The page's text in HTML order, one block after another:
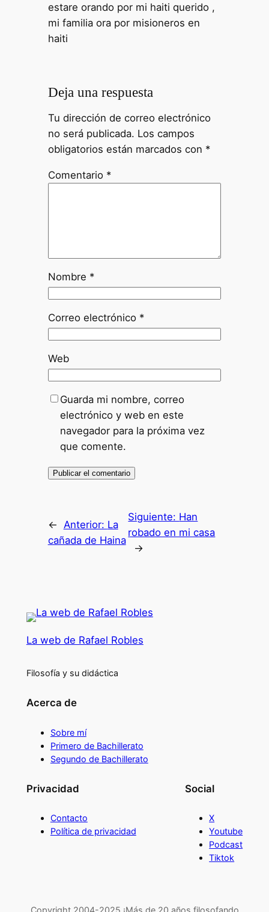
estare orando por mi haiti querido ,
mi familia ora por misioneros en
haiti
Deja una respuesta
Tu dirección de correo electrónico
no será publicada. Los campos
obligatorios están marcados con *
Comentario *
Nombre *
Correo electrónico *
Web
Guarda mi nombre, correo
electrónico y web en este
navegador para la próxima vez
que comente.
← Anterior: La
cañada de Haina
Siguiente: Han
robado en mi casa
→
La web de Rafael Robles
Filosofía y su didáctica
Acerca de
Sobre mí
Primero de Bachillerato
Segundo de Bachillerato
Privacidad
Contacto
Política de privacidad
Social
X
Youtube
Podcast
Tiktok
Copyright 2004-2025 ¡Más de 20 años filosofando